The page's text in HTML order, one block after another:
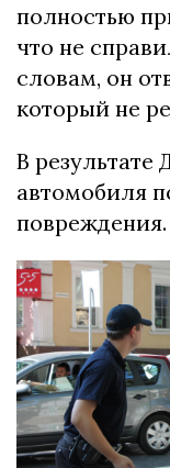
полностью
что не
словам, он
который не
В результате
автомобиля
повреждения.